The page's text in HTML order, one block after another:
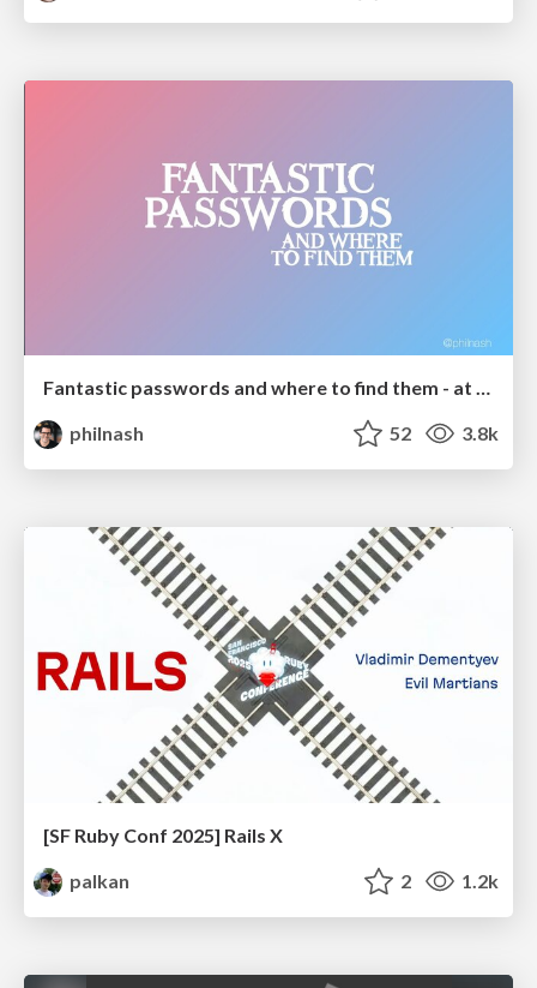
Fantastic passwords and where to find them - at NoRuKo
philnash
52 3.8k
[SF Ruby Conf 2025] Rails X
palkan
2 1.2k